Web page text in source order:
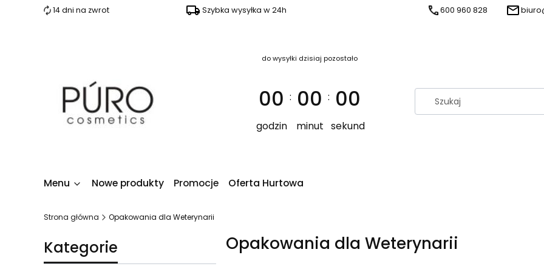
14 dni na zwrot Szybka wysyłka w 24h 600 960 828
do wysyłki dzisiaj pozostało
00
godzin
: 00
minut
: 00
sekund
Menu Nowe produkty Promocje Oferta Hurtowa
Strona główna Opakowania dla Weterynarii
Kategorie Opakowania dla Weterynarii